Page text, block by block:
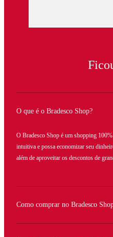
O que é o Bradesco Shop?
O Bradesco Shop é um shopping
intuitiva e possa economizar seu
além de aproveitar os descontos de
Como comprar no Bradesco